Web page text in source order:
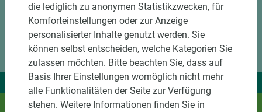
Wir liefern Ideen.
Und das passende Holz dazu.
die lediglich zu anonymen Statistikzwecken, für
Komforteinstellungen oder zur Anzeige
personalisierter Inhalte genutzt werden. Sie
können selbst entscheiden, welche Kategorien Sie
zulassen möchten. Bitte beachten Sie, dass auf
Basis Ihrer Einstellungen womöglich nicht mehr
alle Funktionalitäten der Seite zur Verfügung
stehen. Weitere Informationen finden Sie in